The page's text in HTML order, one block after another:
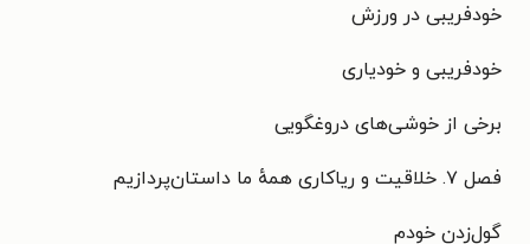
خودفریبی در ورزش
خودفریبی و خودیاری
برخی از خوشی‌های دروغگویی
فصل ۷. خلاقیت و ریاکاری همهٔ ما داستان‌پردازیم
گول‌زدن خودم